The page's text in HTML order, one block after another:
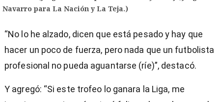
Navarro para La Nación y La Teja.)
“No lo he alzado, dicen que está pesado y hay que
hacer un poco de fuerza, pero nada que un futbolista
profesional no pueda aguantarse (ríe)”, destacó.
Y agregó: “Si este trofeo lo ganara la Liga, me